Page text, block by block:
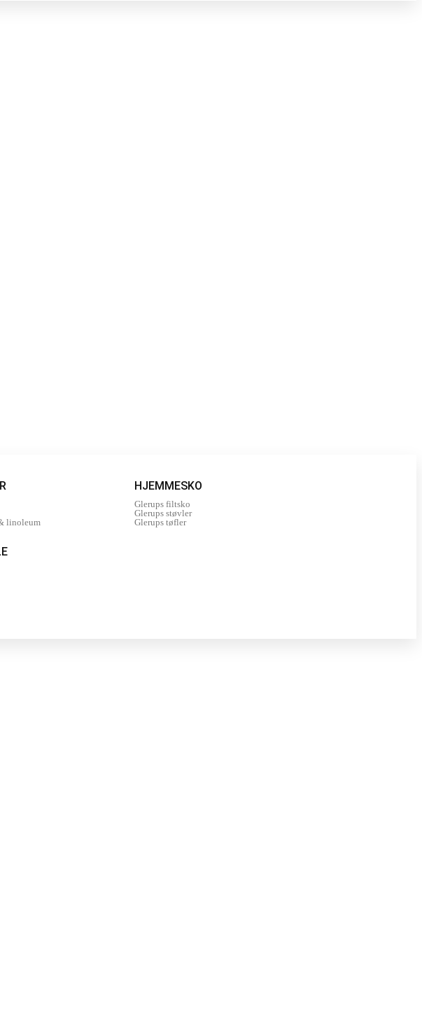
linoleum
HJEMMESKO
Glerups filtsko
Glerups støvler
Glerups tøfler